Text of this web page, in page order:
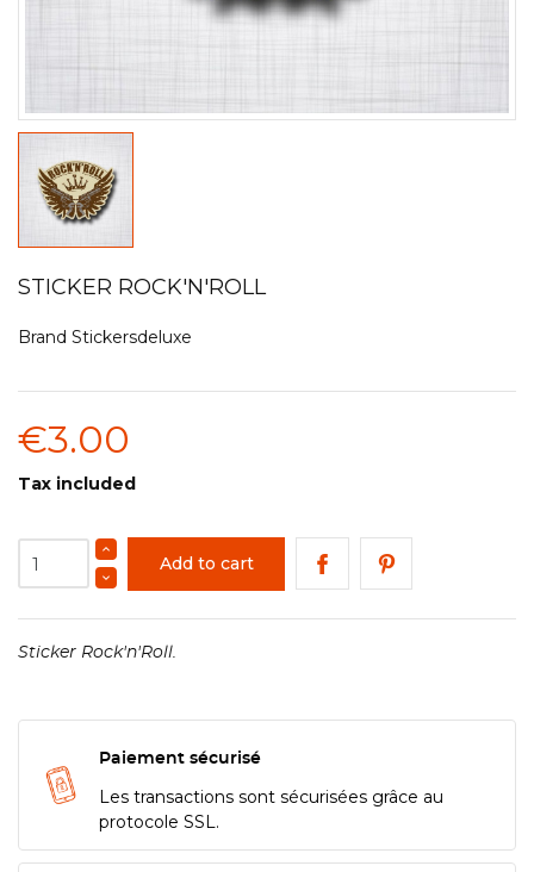
STICKER ROCK'N'ROLL
Brand Stickersdeluxe
€3.00
Tax included
Add to cart
Sticker Rock'n'Roll.
Paiement sécurisé
Les transactions sont sécurisées grâce au
protocole SSL.